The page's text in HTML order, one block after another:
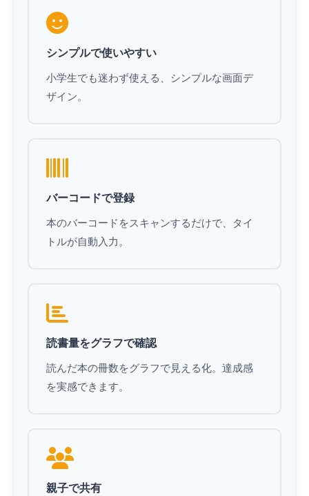
シンプルで使いやすい
小学生でも迷わず使える、シンプルな画面デ
ザイン。
バーコードで登録
本のバーコードをスキャンするだけで、タイ
トルが自動入力。
読書量をグラフで確認
読んだ本の冊数をグラフで見える化。達成感
を実感できます。
親子で共有